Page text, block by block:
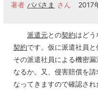
著者 パパさま さん 2017
派遣元との契約はど
契約です。仮に派遣社員
その派遣社員による機密
なるか。又、侵害賠償を
なってきますので確認さ